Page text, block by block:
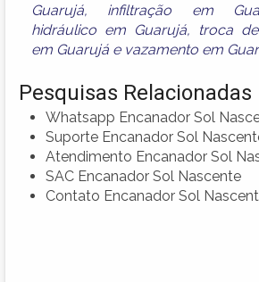
Guarujá, infiltração em
hidráulico em Guarujá, troca
em Guarujá e vazamento em
Pesquisas Relacionadas
Whatsapp Encanador Sol
Suporte Encanador Sol
Atendimento Encanador Sol
SAC Encanador Sol Nascente
Contato Encanador Sol